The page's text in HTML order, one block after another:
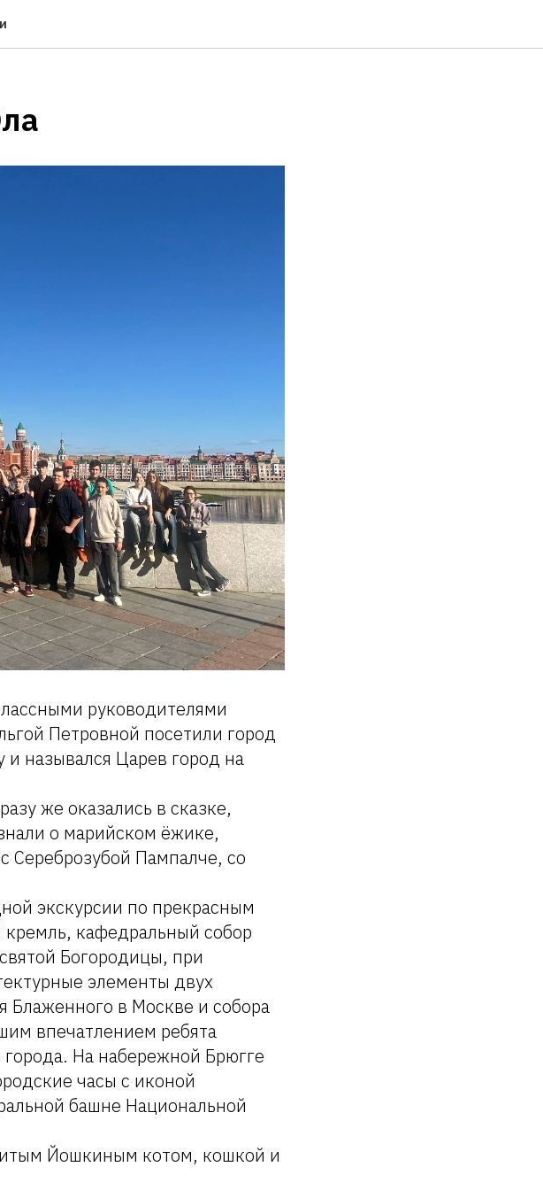
руководителями
Петровной посетили город
назывался Царев город на
же оказались в сказке,
о марийском ёжике,
Сереброзубой Пампалче, со
экскурсии по прекрасным
кафедральный собор
Богородицы, при
элементы двух
Блаженного в Москве и собора
впечатлением ребята
города. На набережной Брюгге
часы с иконой
башне Национальной
Йошкиным котом, кошкой и